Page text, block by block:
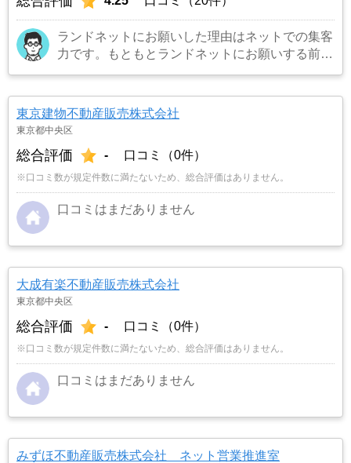
ランドネットにお願いした理由はネットでの集客
力です。もともとランドネットにお願いする前は
場がないことで地元の不動産屋では取り扱っても
らえませんでした。そこでそれまでに取引があ
した。 …もっと見る
東京建物不動産販売株式会社
東京都中央区
総合評価 - 口コミ（0件）
※口コミ数が規定件数に満たないため、総合評価はありません。
口コミはまだありません
大成有楽不動産販売株式会社
東京都中央区
総合評価 - 口コミ（0件）
※口コミ数が規定件数に満たないため、総合評価はありません。
口コミはまだありません
みずほ不動産販売株式会社 ネット営業推進室